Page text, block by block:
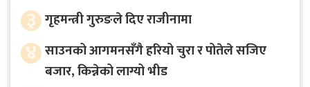
३ गृहमन्त्री गुरुङले दिए राजीनामा
४ साउनको आगमनसँगै हरियो चुरा र पोतेले सजिए
बजार, किन्नेको लाग्यो भीड